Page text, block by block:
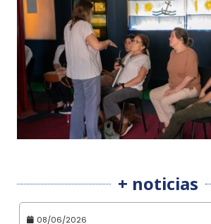
+ noticias
08/06/2026